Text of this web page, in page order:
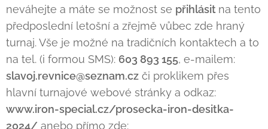
neváhejte a máte se možnost se přihlásit na tento
předposlední letošní a zřejmě vůbec zde hraný
turnaj. Vše je možné na tradičních kontaktech a to
na tel. (i formou SMS): 603 893 155, e-mailem:
slavoj.revnice@seznam.cz či proklikem přes
hlavní turnajové webové stránky a odkaz:
www.iron-special.cz/prosecka-iron-desitka-
2024/ anebo přímo zde: